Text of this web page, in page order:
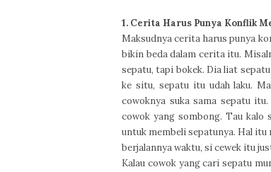
1. Cerita Harus Punya Konflik
Maksudnya cerita harus punya
bikin beda dalam cerita itu.
sepatu, tapi bokek. Dia liat
ke situ, sepatu itu udah laku.
cowoknya suka sama sepatu
cowok yang sombong. Tau
untuk membeli sepatunya. Hal
berjalannya waktu, si cewek itu
Kalau cowok yang cari sepatu